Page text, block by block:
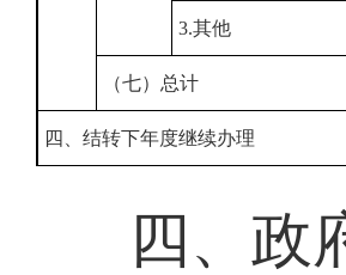
3.其他
（七）总计
四、结转下年度继续办理
四、政